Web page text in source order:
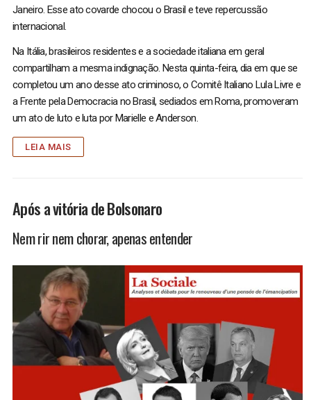
Janeiro. Esse ato covarde chocou o Brasil e teve repercussão
internacional.
Na Itália, brasileiros residentes e a sociedade italiana em geral
compartilham a mesma indignação. Nesta quinta-feira, dia em que se
completou um ano desse ato criminoso, o Comitê Italiano Lula Livre e
a Frente pela Democracia no Brasil, sediados em Roma, promoveram
um ato de luto e luta por Marielle e Anderson.
LEIA MAIS
Após a vitória de Bolsonaro
Nem rir nem chorar, apenas entender